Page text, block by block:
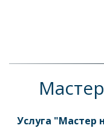
Услуга "Мастер